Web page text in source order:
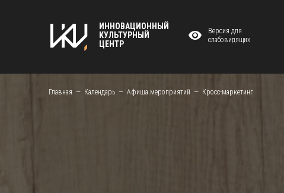
ИННОВАЦИОННЫЙ
КУЛЬТУРНЫЙ
ЦЕНТР
Версия для
слабовидящих
Главная Календарь Афиша мероприятий Кросс-маркетинг